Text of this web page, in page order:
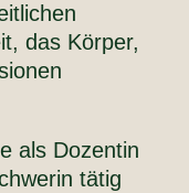
das Körper,
als Dozentin
tätig